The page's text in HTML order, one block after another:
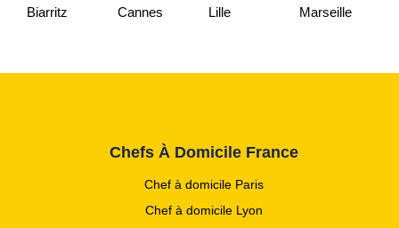
Biarritz
Cannes
Lille
Marseille
Chefs À Domicile France
Chef à domicile Paris
Chef à domicile Lyon